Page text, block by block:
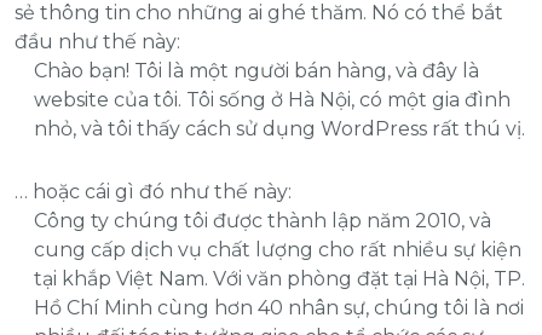
sẻ thông tin cho những ai ghé thăm. Nó có thể bắt
đầu như thế này:
Chào bạn! Tôi là một người bán hàng, và đây là
website của tôi. Tôi sống ở Hà Nội, có một gia đình
nhỏ, và tôi thấy cách sử dụng WordPress rất thú vị.
… hoặc cái gì đó như thế này:
Công ty chúng tôi được thành lập năm 2010, và
cung cấp dịch vụ chất lượng cho rất nhiều sự kiện
tại khắp Việt Nam. Với văn phòng đặt tại Hà Nội, TP.
Hồ Chí Minh cùng hơn 40 nhân sự, chúng tôi là nơi